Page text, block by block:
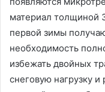
материал толщиной
первой зимы
необходимость
избежать двойных
снеговую нагрузку